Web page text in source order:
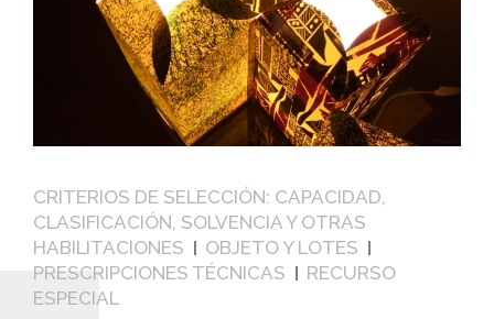
CRITERIOS DE SELECCIÓN: CAPACIDAD,
CLASIFICACIÓN, SOLVENCIA Y OTRAS
HABILITACIONES
OBJETO Y LOTES
PRESCRIPCIONES TÉCNICAS
RECURSO
ESPECIAL